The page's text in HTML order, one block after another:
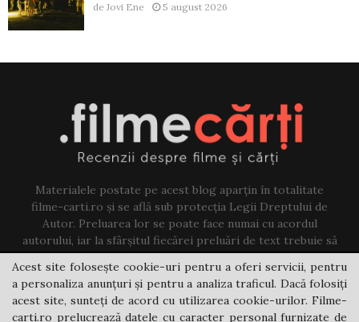
de Jovi Ene 5 august 2026
Materialele postate pe acest blog aparțin în totalitate
filme-carti.ro și se află sub protecția Legii Dreptului de
Autor. Preluarea lor se poate face numai cu acordul
autorului, iar la sfârșitul fiecărei preluări de text trebuie să
existe un link către acest blog.
Contact us:jovi@filme-carti.ro
Acest site folosește cookie-uri pentru a oferi servicii, pentru
a personaliza anunțuri și pentru a analiza traficul. Dacă folosiți
acest site, sunteți de acord cu utilizarea cookie-urilor. Filme-
carti.ro prelucrează datele cu caracter personal furnizate de